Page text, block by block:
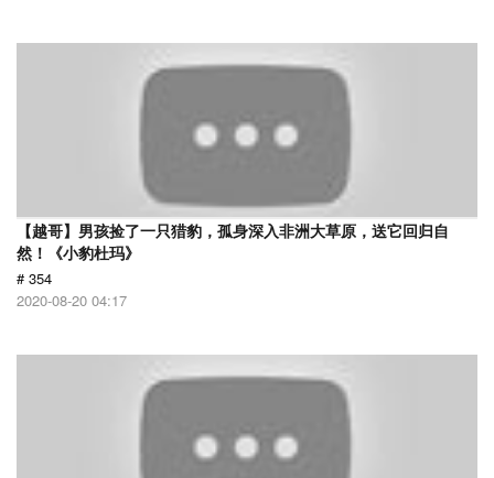
【越哥】男孩捡了一只猎豹，孤身深入非洲大草原，送它回归自
然！《小豹杜玛》
# 354
2020-08-20 04:17